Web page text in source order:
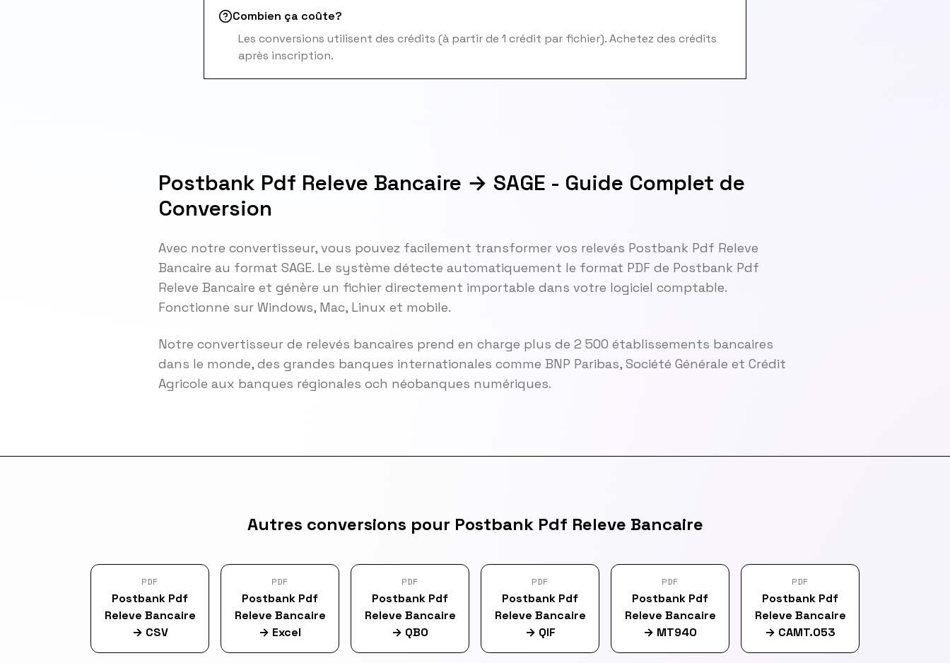
Combien ça coûte?
Les conversions utilisent des crédits (à partir de 1 crédit par fichier). Achetez des crédits
après inscription.
Postbank Pdf Releve Bancaire → SAGE - Guide Complet de
Conversion
Avec notre convertisseur, vous pouvez facilement transformer vos relevés Postbank Pdf Releve
Bancaire au format SAGE. Le système détecte automatiquement le format PDF de Postbank Pdf
Releve Bancaire et génère un fichier directement importable dans votre logiciel comptable.
Fonctionne sur Windows, Mac, Linux et mobile.
Notre convertisseur de relevés bancaires prend en charge plus de 2 500 établissements bancaires
dans le monde, des grandes banques internationales comme BNP Paribas, Société Générale et Crédit
Agricole aux banques régionales och néobanques numériques.
Autres conversions pour Postbank Pdf Releve Bancaire
PDF
Postbank Pdf
Releve Bancaire
→ CSV
PDF
Postbank Pdf
Releve Bancaire
→ Excel
PDF
Postbank Pdf
Releve Bancaire
→ QBO
PDF
Postbank Pdf
Releve Bancaire
→ QIF
PDF
Postbank Pdf
Releve Bancaire
→ MT940
PDF
Postbank Pdf
Releve Bancaire
→ CAMT.053